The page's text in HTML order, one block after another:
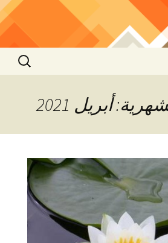
البحث
عن:
أبريل 2021